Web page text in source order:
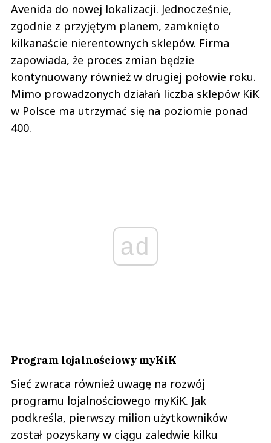
Avenida do nowej lokalizacji. Jednocześnie,
zgodnie z przyjętym planem, zamknięto
kilkanaście nierentownych sklepów. Firma
zapowiada, że proces zmian będzie
kontynuowany również w drugiej połowie roku.
Mimo prowadzonych działań liczba sklepów KiK
w Polsce ma utrzymać się na poziomie ponad
400.
ad
Program lojalnościowy myKiK
Sieć zwraca również uwagę na rozwój
programu lojalnościowego myKiK. Jak
podkreśla, pierwszy milion użytkowników
został pozyskany w ciągu zaledwie kilku